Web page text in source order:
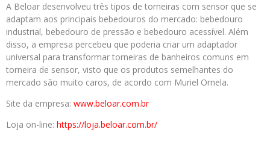
A Beloar desenvolveu três tipos de torneiras com sensor que se
adaptam aos principais bebedouros do mercado: bebedouro
industrial, bebedouro de pressão e bebedouro acessível. Além
disso, a empresa percebeu que poderia criar um adaptador
universal para transformar torneiras de banheiros comuns em
torneira de sensor, visto que os produtos semelhantes do
mercado são muito caros, de acordo com Muriel Ornela.
Site da empresa: www.beloar.com.br
Loja on-line: https://loja.beloar.com.br/